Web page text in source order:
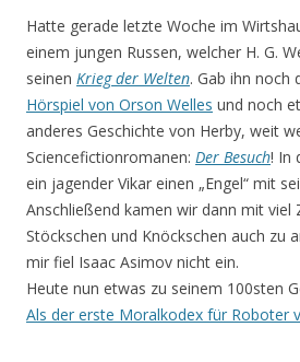
Hatte gerade letzte Woche im
einem jungen Russen, welcher H. G.
seinen Krieg der Welten. Gab ihn noch
Hörspiel von Orson Welles und noch
anderes Geschichte von Herby, weit
Sciencefictionromanen: Der Besuch! In
ein jagender Vikar einen „Engel“ mit
Anschließend kamen wir dann mit viel
Stöckschen und Knöckschen auch zu
mir fiel Isaac Asimov nicht ein.
Heute nun etwas zu seinem 100sten
Als der erste Moralkodex für Roboter